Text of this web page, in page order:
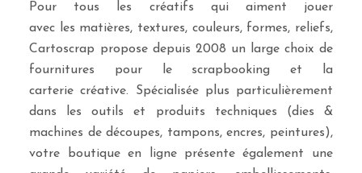
Pour tous les créatifs qui aiment jouer
avec les matières, textures, couleurs, formes, reliefs,
Cartoscrap propose depuis 2008 un large choix de
fournitures pour le scrapbooking et la
carterie créative. Spécialisée plus particulièrement
dans les outils et produits techniques (dies &
machines de découpes, tampons, encres, peintures),
votre boutique en ligne présente également une